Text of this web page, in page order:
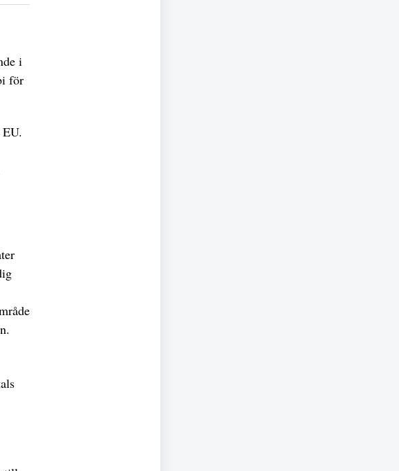
i
för